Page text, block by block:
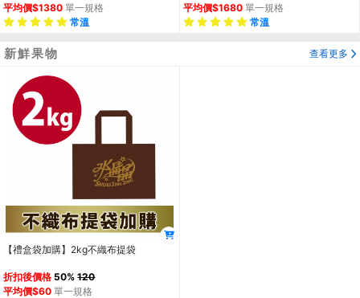
平均價$1380 單一規格
常溫
平均價$1680 單一規格
常溫
新鮮果物 查看更多
【禮盒袋加購】2kg不織布提袋
折扣後價格 50%120
平均價$60 單一規格